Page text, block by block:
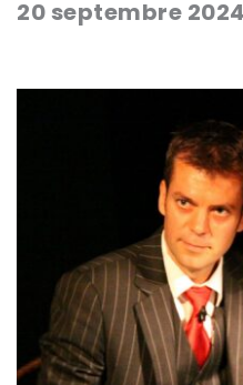
20 septembre 2024